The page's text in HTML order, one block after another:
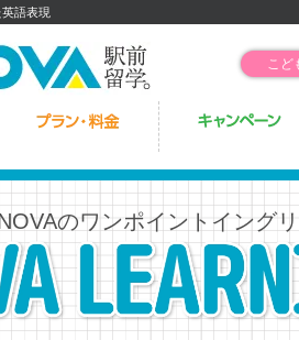
語表現
こど
のワンポイントイング